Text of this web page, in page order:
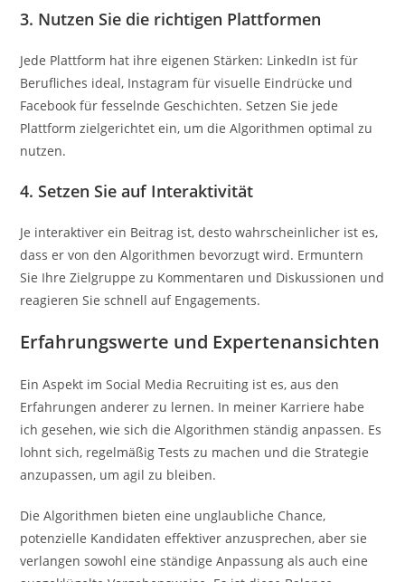
3. Nutzen Sie die richtigen Plattformen
Jede Plattform hat ihre eigenen Stärken: LinkedIn ist für
Berufliches ideal, Instagram für visuelle Eindrücke und
Facebook für fesselnde Geschichten. Setzen Sie jede
Plattform zielgerichtet ein, um die Algorithmen optimal zu
nutzen.
4. Setzen Sie auf Interaktivität
Je interaktiver ein Beitrag ist, desto wahrscheinlicher ist es,
dass er von den Algorithmen bevorzugt wird. Ermuntern
Sie Ihre Zielgruppe zu Kommentaren und Diskussionen und
reagieren Sie schnell auf Engagements.
Erfahrungswerte und Expertenansichten
Ein Aspekt im Social Media Recruiting ist es, aus den
Erfahrungen anderer zu lernen. In meiner Karriere habe
ich gesehen, wie sich die Algorithmen ständig anpassen. Es
lohnt sich, regelmäßig Tests zu machen und die Strategie
anzupassen, um agil zu bleiben.
Die Algorithmen bieten eine unglaubliche Chance,
potenzielle Kandidaten effektiver anzusprechen, aber sie
verlangen sowohl eine ständige Anpassung als auch eine